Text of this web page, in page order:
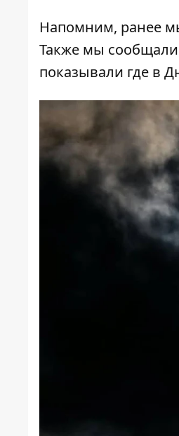
Напомним, ранее
Также мы
показывали где в